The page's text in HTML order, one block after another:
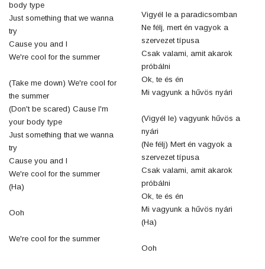
body type
Just something that we wanna
try
Cause you and I
We're cool for the summer
(Take me down) We're cool for
the summer
(Don't be scared) Cause I'm
your body type
Just something that we wanna
try
Cause you and I
We're cool for the summer
(Ha)
Ooh
We're cool for the summer
Vigyél le a paradicsomban
Ne félj, mert én vagyok a
szervezet típusa
Csak valami, amit akarok
próbálni
Ok, te és én
Mi vagyunk a hűvös nyári
(Vigyél le) vagyunk hűvös a
nyári
(Ne félj) Mert én vagyok a
szervezet típusa
Csak valami, amit akarok
próbálni
Ok, te és én
Mi vagyunk a hűvös nyári
(Ha)
Ooh